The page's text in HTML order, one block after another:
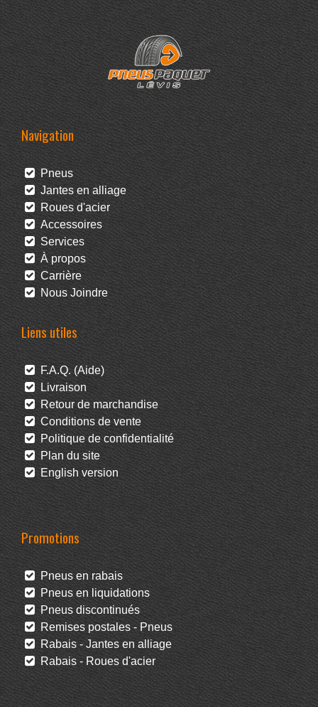
Navigation
Pneus
Jantes en alliage
Roues d'acier
Accessoires
Services
À propos
Carrière
Nous Joindre
Liens utiles
F.A.Q. (Aide)
Livraison
Retour de marchandise
Conditions de vente
Politique de confidentialité
Plan du site
English version
Promotions
Pneus en rabais
Pneus en liquidations
Pneus discontinués
Remises postales - Pneus
Rabais - Jantes en alliage
Rabais - Roues d'acier